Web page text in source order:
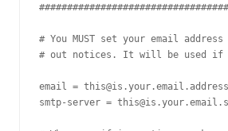
# You MUST set your email
# out notices. It will be used if
email = this@is.your.email.address
smtp-server =